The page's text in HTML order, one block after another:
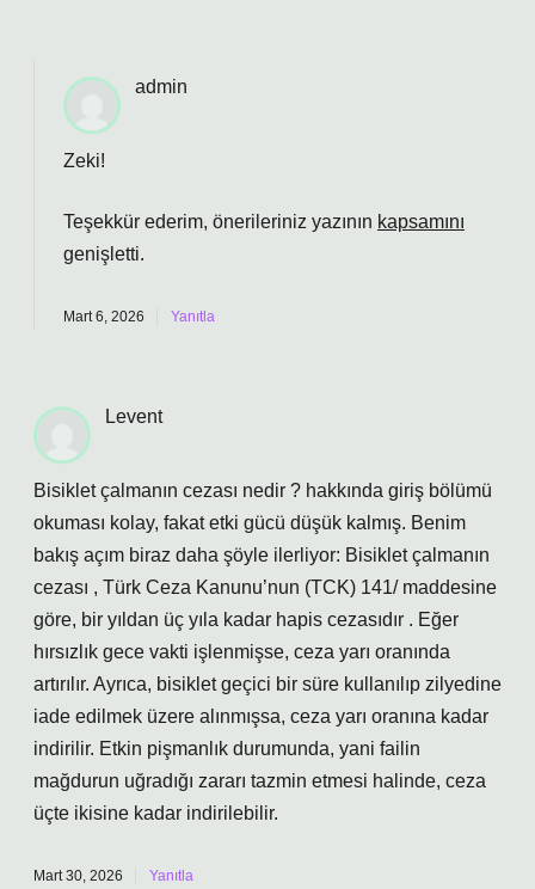
admin
Zeki!
Teşekkür ederim, önerileriniz yazının kapsamını
genişletti.
Mart 6, 2026 Yanıtla
Levent
Bisiklet çalmanın cezası nedir ? hakkında giriş bölümü
okuması kolay, fakat etki gücü düşük kalmış. Benim
bakış açım biraz daha şöyle ilerliyor: Bisiklet çalmanın
cezası , Türk Ceza Kanunu’nun (TCK) 141/ maddesine
göre, bir yıldan üç yıla kadar hapis cezasıdır . Eğer
hırsızlık gece vakti işlenmişse, ceza yarı oranında
artırılır. Ayrıca, bisiklet geçici bir süre kullanılıp zilyedine
iade edilmek üzere alınmışsa, ceza yarı oranına kadar
indirilir. Etkin pişmanlık durumunda, yani failin
mağdurun uğradığı zararı tazmin etmesi halinde, ceza
üçte ikisine kadar indirilebilir.
Mart 30, 2026 Yanıtla